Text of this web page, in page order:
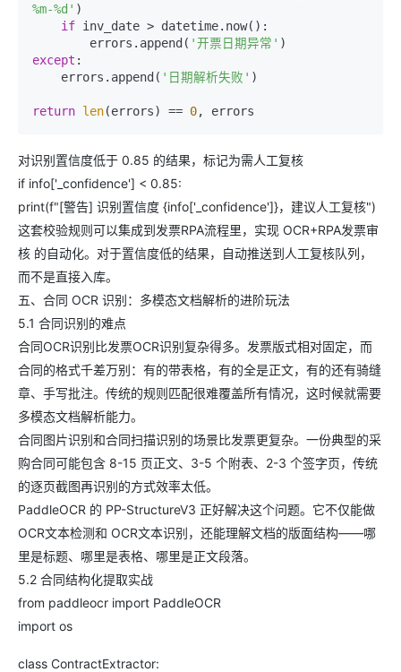
%m-%d' )
if inv_date > datetime.now():
        errors.append(
'开票日期异常'
except :
    errors.append(
'日期解析失败' )
return len(errors) == 0
对识别置信度低于 0.85 的结果，标记为需人工复核
if info['_confidence'] < 0.85:
print(f"[警告] 识别置信度 {info['_confidence']}，建议人工复核")
这套校验规则可以集成到发票RPA流程里，实现 OCR+RPA发票审
核 的自动化。对于置信度低的结果，自动推送到人工复核队列，
而不是直接入库。
五、合同 OCR 识别：多模态文档解析的进阶玩法
5.1 合同识别的难点
合同OCR识别比发票OCR识别复杂得多。发票版式相对固定，而
合同的格式千差万别：有的带表格，有的全是正文，有的还有骑缝
章、手写批注。传统的规则匹配很难覆盖所有情况，这时候就需要
多模态文档解析能力。
合同图片识别和合同扫描识别的场景比发票更复杂。一份典型的采
购合同可能包含 8-15 页正文、3-5 个附表、2-3 个签字页，传统
的逐页截图再识别的方式效率太低。
PaddleOCR 的 PP-StructureV3 正好解决这个问题。它不仅能做
OCR文本检测和 OCR文本识别，还能理解文档的版面结构——哪
里是标题、哪里是表格、哪里是正文段落。
5.2 合同结构化提取实战
from paddleocr import PaddleOCR
import os
class ContractExtractor: